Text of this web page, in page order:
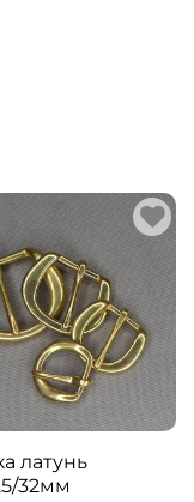
латунь
32мм